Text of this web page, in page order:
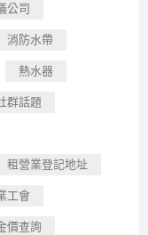
公司
消防水帶
熱水器
群話題
租營業登記地址
工會
價查詢